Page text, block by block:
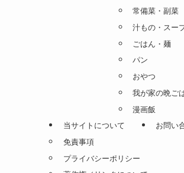
常備菜・副菜
汁もの・スー
ごはん・麺
パン
おやつ
我が家の晩ご
漫画飯
当サイトについて
免責事項
プライバシーポリシー
お問い